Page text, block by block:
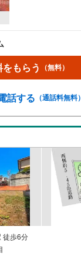
をもらう （無料）
話する （通話料無料）
徒歩6分